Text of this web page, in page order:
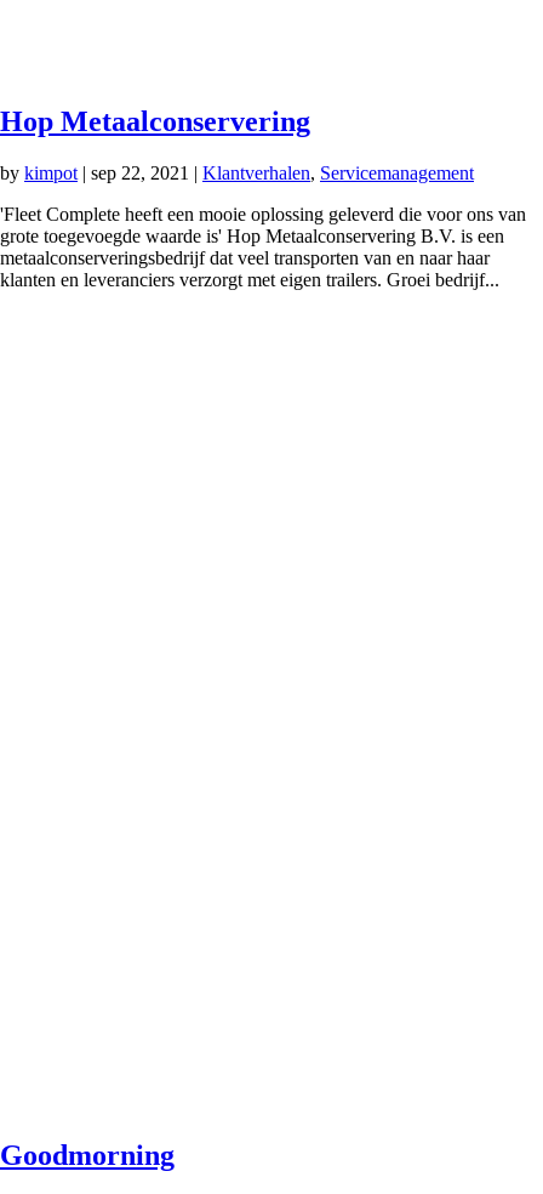
Hop Metaalconservering
by kimpot | sep 22, 2021 | Klantverhalen, Servicemanagement
'Fleet Complete heeft een mooie oplossing geleverd die voor ons van
grote toegevoegde waarde is' Hop Metaalconservering B.V. is een
metaalconserveringsbedrijf dat veel transporten van en naar haar
klanten en leveranciers verzorgt met eigen trailers. Groei bedrijf...
Goodmorning